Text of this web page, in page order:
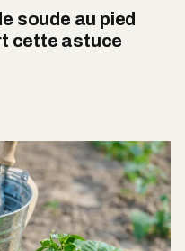
soude au pied
cette astuce